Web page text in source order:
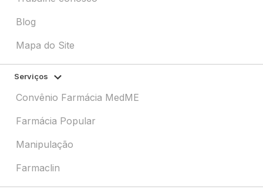
Blog
Mapa do Site
Serviços
Convênio Farmácia MedME
Farmácia Popular
Manipulação
Farmaclin